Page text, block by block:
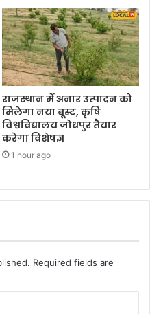
राजस्थान में अनार उत्पादन को
मिलेगा नया बूस्ट, कृषि
विश्वविद्यालय जोधपुर तैयार
करेगा विशेषज्ञ
1 hour ago
Required fields are